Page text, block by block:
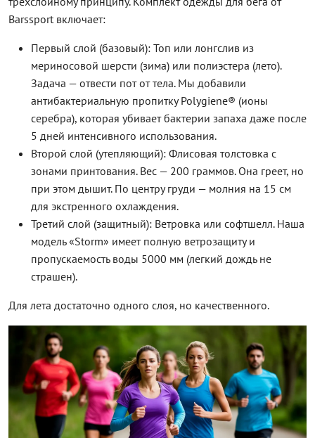
Barssport включает:
Первый слой (базовый): Топ или лонгслив из
мериносовой шерсти (зима) или полиэстера (лето).
Задача — отвести пот от тела. Мы добавили
антибактериальную пропитку Polygiene® (ионы
серебра), которая убивает бактерии запаха даже после
5 дней интенсивного использования.
Второй слой (утепляющий): Флисовая толстовка с
зонами принтования. Вес — 200 граммов. Она греет, но
при этом дышит. По центру груди — молния на 15 см
для экстренного охлаждения.
Третий слой (защитный): Ветровка или софтшелл. Наша
модель «Storm» имеет полную ветрозащиту и
пропускаемость воды 5000 мм (легкий дождь не
страшен).
Для лета достаточно одного слоя, но качественного.